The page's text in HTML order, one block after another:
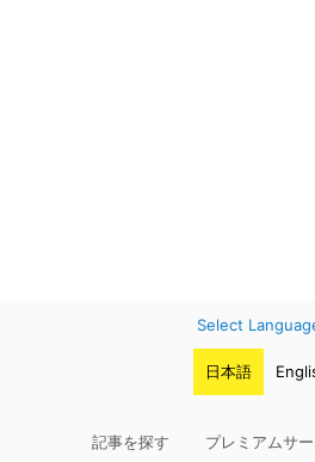
Select
日本語
記事を探す プレミアムサ